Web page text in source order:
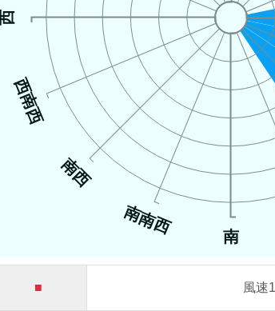
南
南南西
南西
西南西
西
■ 風速